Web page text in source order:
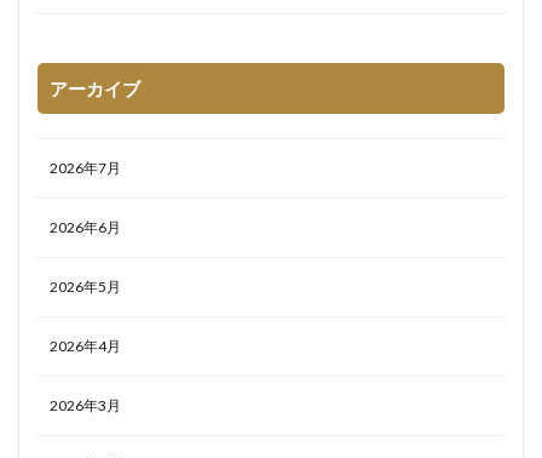
アーカイブ
2026年7月
2026年6月
2026年5月
2026年4月
2026年3月